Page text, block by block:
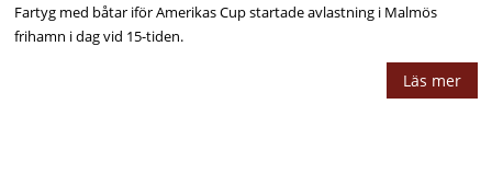
Fartyg med båtar iför Amerikas Cup startade avlastning i Malmös
frihamn i dag vid 15-tiden.
Läs mer